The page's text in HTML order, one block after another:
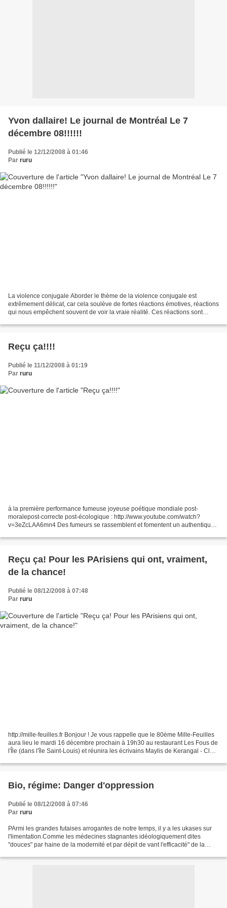
Yvon dallaire! Le journal de Montréal Le 7
décembre 08!!!!!!
Publié le 12/12/2008 à 01:46
Par ruru
La violence conjugale Aborder le thème de la violence conjugale est
extrêmement délicat, car cela soulève de fortes réactions émotives, réactions
qui nous empêchent souvent de voir la vraie réalité. Ces réactions sont
Reçu ça!!!!
Publié le 11/12/2008 à 01:19
Par ruru
à la première performance fumeuse joyeuse poétique mondiale post-
moralepost-correcte post-écologique : http://www.youtube.com/watch?
v=3eZcLAA6mn4 Des fumeurs se rassemblent et fomentent un authentique
Reçu ça! Pour les PArisiens qui ont, vraiment,
de la chance!
Publié le 08/12/2008 à 07:48
Par ruru
http://mille-feuilles.fr Bonjour ! Je vous rappelle que le 80ème Mille-Feuilles
aura lieu le mardi 16 décembre prochain à 19h30 au restaurant Les Fous de
l'Île (dans l'île Saint-Louis) et réunira les écrivains Maylis de Kerangal - Claro
Bio, régime: Danger d'oppression
Publié le 08/12/2008 à 07:46
Par ruru
PArmi les grandes futaises arrogantes de notre temps, il y a les ukases sur
l'limentation.Comme les médecines stagnantes idéologiquement dites
"douces" par haine de la modernité et par dépit de vant l'efficacité" de la